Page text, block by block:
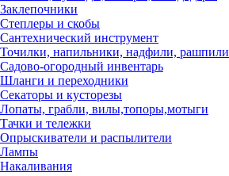
Заклепочники
Степлеры и скобы
Сантехнический инструмент
Точилки, напильники, надфили, рашпили
Садово-огородный инвентарь
Шланги и переходники
Секаторы и кусторезы
Лопаты, грабли, вилы,топоры,мотыги
Тачки и тележки
Опрыскиватели и распылители
Лампы
Накаливания